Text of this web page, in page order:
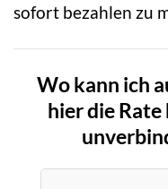
sofort bezahlen zu
Wo kann ich
hier die